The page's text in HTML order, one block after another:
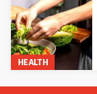
HEALTH